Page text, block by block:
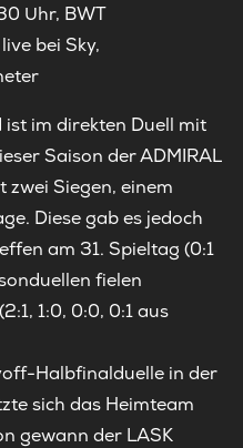
Uhr, BWT
bei Sky,
ist im direkten Duell mit
Saison der ADMIRAL
zwei Siegen, einem
Diese gab es jedoch
am 31. Spieltag (0:1
fielen
1:0, 0:0, 0:1 aus
Halbfinalduelle in der
sich das Heimteam
gewann der LASK